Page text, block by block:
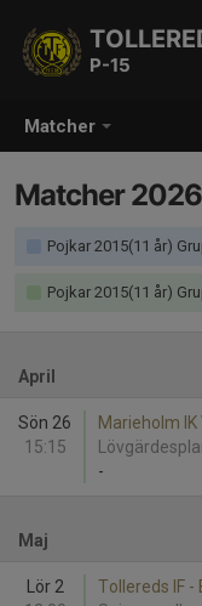
Matcher
P-15
Matcher 2026
Pojkar 2015(11 år)
Pojkar 2015(11 år)
April
Sön 26
15:15
Marieholm
-
Maj
Lör 2
Tollereds IF -